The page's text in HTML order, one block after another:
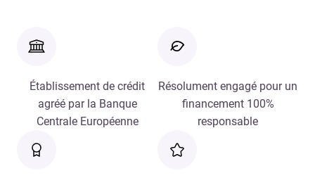
Établissement de crédit
agréé par la Banque
Centrale Européenne
Résolument engagé pour un
financement 100%
responsable